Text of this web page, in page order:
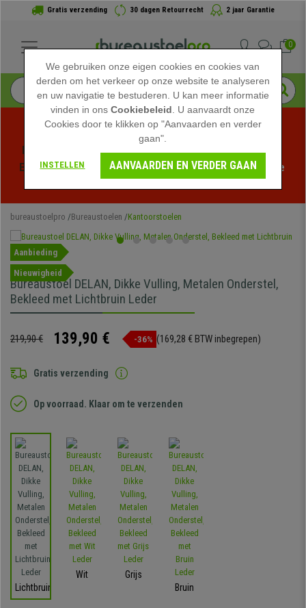
Gratis verzending 30 dagen Retourrecht 2 jaar Garantie
0
Profiteer van de Zomeruitverkoop bij bureaustoelpro!
Exclusieve kortingen voor een beperkte tijd - Bekijk de
bureaustoelpro Bureaustoelen Kantoorstoelen
Aanbieding
Nieuwigheid
Bureaustoel DELAN, Dikke Vulling, Metalen Onderstel,
Bekleed met Lichtbruin Leder
219,90 € 139,90 € -36% (169,28 € BTW inbegrepen)
Gratis verzending
Op voorraad. Klaar om te verzenden
Lichtbruin
Wit
Grijs
Bruin
We gebruiken onze eigen cookies en cookies van
derden om het verkeer op onze website te analyseren
en uw navigatie te bestuderen. U kan meer informatie
vinden in onsCookiebeleid . U aanvaardt onze
Cookies door te klikken op "Aanvaarden en verder
gaan".
INSTELLEN AANVAARDEN EN VERDER GAAN